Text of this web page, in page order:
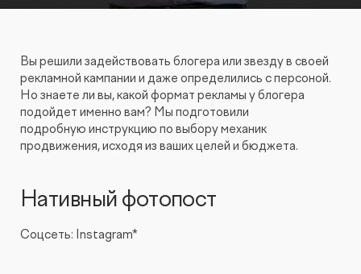
и приложений с респондентами
Глубинные интервью с аудиторией
Создание AI-креативов
Правовой аудит сайта
Оптимизация скорости загрузки сайта
БЕЛАРУСИ
РЕФЕРАЛЬНАЯ ПРОГРАММА
Вы решили задействовать блогера или звезду в своей
рекламной кампании и даже определились с персоной.
Но знаете ли вы, какой формат рекламы у блогера
подойдет именно вам? Мы подготовили
подробную инструкцию по выбору механик
продвижения, исходя из ваших целей и бюджета.
Нативный фотопост
Соцсеть: Instagram*